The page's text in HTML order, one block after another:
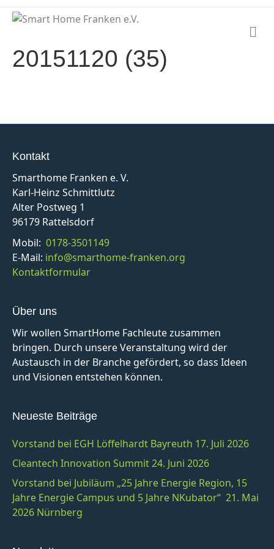
o
20151120 (35)
Kontakt
Smarthome Franken e. V.
Karl-Heinz Schmittlutz
Alter Postweg 1
96179 Rattelsdorf
Mobil: 0178-3501149
E-Mail: info@smarthome-franken.org
Kontaktformular
Über uns
Wir wollen SmartHome Fachleute zusammen
bringen. Durch unsere Veranstaltung wird der
Austausch in der Branche gefördert, so dass Ideen
und Visionen entstehen können.
Neueste Beiträge
Vorstand bei EGH Löffelhardt Bayreuth 17. Juli 2026
Cleantech Innovation Summit 24. Juni 2026
Vorstand bei Jubiläum „25 Jahre Energie Region, 15
Jahre Energie Campus und 5 Jahre NKubator“ 21. Mai
2026 Nürnberg